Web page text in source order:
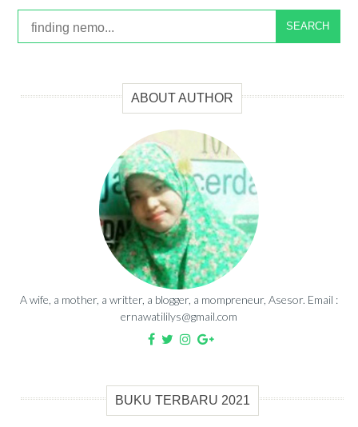
SEARCH
ABOUT AUTHOR
A wife, a mother, a writter, a blogger, a mompreneur, Asesor. Email :
ernawatililys@gmail.com
BUKU TERBARU 2021